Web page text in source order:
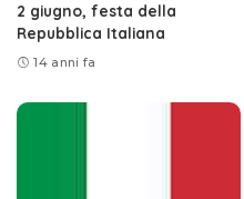
2 giugno, festa della
Repubblica Italiana
14 anni fa